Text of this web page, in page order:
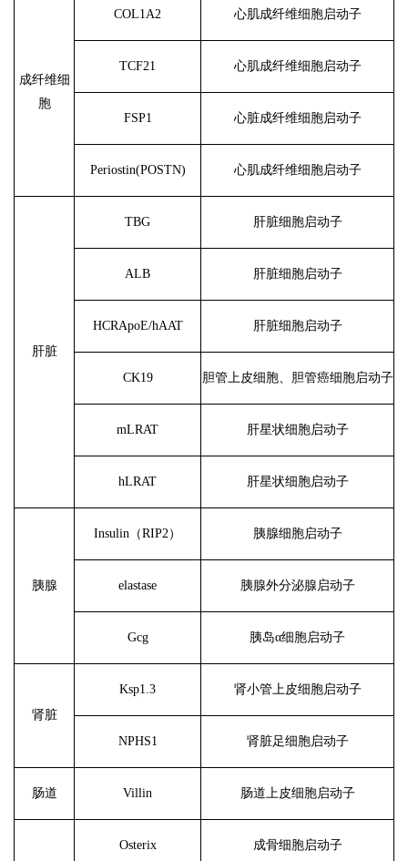
成纤维细
胞
COL1A2 心肌成纤维细胞启动子
TCF21 心肌成纤维细胞启动子
FSP1 心脏成纤维细胞启动子
Periostin(POSTN) 心肌成纤维细胞启动子
肝脏
TBG 肝脏细胞启动子
ALB 肝脏细胞启动子
HCRApoE/hAAT 肝脏细胞启动子
CK19 胆管上皮细胞、胆管癌细胞启动子
mLRAT 肝星状细胞启动子
hLRAT 肝星状细胞启动子
胰腺
Insulin（RIP2） 胰腺细胞启动子
elastase 胰腺外分泌腺启动子
Gcg 胰岛α细胞启动子
肾脏
Ksp1.3 肾小管上皮细胞启动子
NPHS1 肾脏足细胞启动子
肠道 Villin 肠道上皮细胞启动子
Osterix 成骨细胞启动子